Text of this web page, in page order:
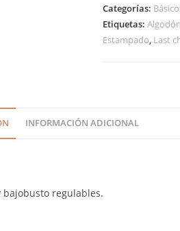
Categorías:
Etiquetas: Algodón
Estampado, Last
INFORMACIÓN ADICIONAL
bajobusto regulables.